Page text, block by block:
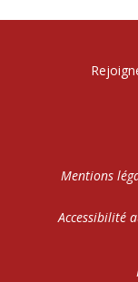
Mentions
Accessibilité